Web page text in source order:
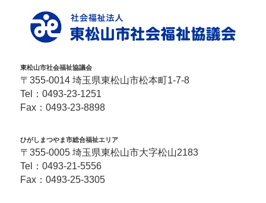
東松山市社会福祉協議会
〒355-0014 埼玉県東松山市松本町1-7-8
Tel： 0493-23-1251
Fax：0493-23-8898
ひがしまつやま市総合福祉エリア
〒355-0005 埼玉県東松山市大字松山2183
Tel： 0493-21-5556
Fax：0493-25-3305